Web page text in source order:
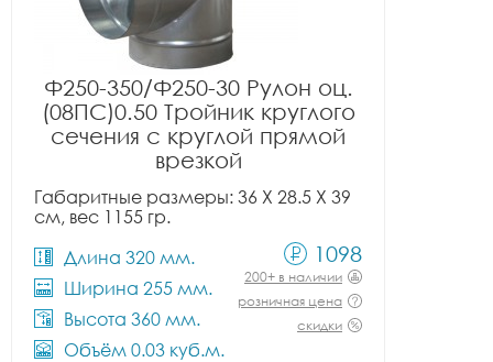
Ф250-350/Ф250-30 Рулон оц.
(08ПС)0.50 Тройник круглого
сечения с круглой прямой
врезкой
Габаритные размеры: 36 X 28.5 X 39
см, вес 1155 гр.
Длина 320 мм.
Ширина 255 мм.
Высота 360 мм.
Объём 0.03 куб.м.
1098
200+ в наличии
розничная цена
скидки